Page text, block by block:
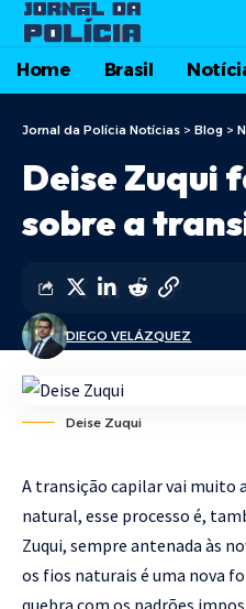
Home Brasil
Jornal da Polícia Notícias > Blog >
Deise Zuqui
sobre a
DIEGO VELÁZQUEZ
Deise Zuqui
A transição capilar vai muito
natural, esse processo é,
Zuqui, sempre antenada às
os fios naturais é uma nova
quebra com os padrões